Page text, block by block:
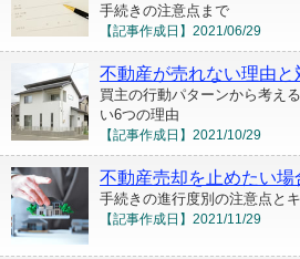
手続きの注意点まで
【記事作成日】 2021/06/29
不動産が売れない理由と
買主の行動パターンから考え
い6つの理由
【記事作成日】 2021/10/29
不動産売却を止めたい場
手続きの進行度別の注意点と
【記事作成日】 2021/11/29